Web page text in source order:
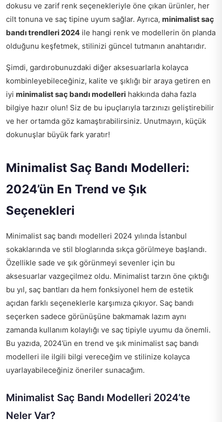
dokusu ve zarif renk seçenekleriyle öne çıkan ürünler, her
cilt tonuna ve saç tipine uyum sağlar. Ayrıca, minimalist saç
bandı trendleri 2024 ile hangi renk ve modellerin ön planda
olduğunu keşfetmek, stilinizi güncel tutmanın anahtarıdır.
Şimdi, gardırobunuzdaki diğer aksesuarlarla kolayca
kombinleyebileceğiniz, kalite ve şıklığı bir araya getiren en
iyi minimalist saç bandı modelleri hakkında daha fazla
bilgiye hazır olun! Siz de bu ipuçlarıyla tarzınızı geliştirebilir
ve her ortamda göz kamaştırabilirsiniz. Unutmayın, küçük
dokunuşlar büyük fark yaratır!
Minimalist Saç Bandı Modelleri:
2024’ün En Trend ve Şık
Seçenekleri
Minimalist saç bandı modelleri 2024 yılında İstanbul
sokaklarında ve stil bloglarında sıkça görülmeye başlandı.
Özellikle sade ve şık görünmeyi sevenler için bu
aksesuarlar vazgeçilmez oldu. Minimalist tarzın öne çıktığı
bu yıl, saç bantları da hem fonksiyonel hem de estetik
açıdan farklı seçeneklerle karşımıza çıkıyor. Saç bandı
seçerken sadece görünüşüne bakmamak lazım aynı
zamanda kullanım kolaylığı ve saç tipiyle uyumu da önemli.
Bu yazıda, 2024’ün en trend ve şık minimalist saç bandı
modelleri ile ilgili bilgi vereceğim ve stilinize kolayca
uyarlayabileceğiniz öneriler sunacağım.
Minimalist Saç Bandı Modelleri 2024’te
Neler Var?